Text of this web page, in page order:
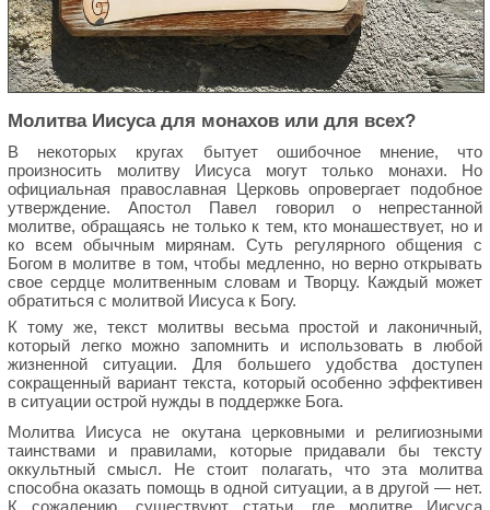
Молитва Иисуса для монахов или для всех?
В некоторых кругах бытует ошибочное мнение, что
произносить молитву Иисуса могут только монахи. Но
официальная православная Церковь опровергает подобное
утверждение. Апостол Павел говорил о непрестанной
молитве, обращаясь не только к тем, кто монашествует, но и
ко всем обычным мирянам. Суть регулярного общения с
Богом в молитве в том, чтобы медленно, но верно открывать
свое сердце молитвенным словам и Творцу. Каждый может
обратиться с молитвой Иисуса к Богу.
К тому же, текст молитвы весьма простой и лаконичный,
который легко можно запомнить и использовать в любой
жизненной ситуации. Для большего удобства доступен
сокращенный вариант текста, который особенно эффективен
в ситуации острой нужды в поддержке Бога.
Молитва Иисуса не окутана церковными и религиозными
таинствами и правилами, которые придавали бы тексту
оккультный смысл. Не стоит полагать, что эта молитва
способна оказать помощь в одной ситуации, а в другой — нет.
К сожалению, существуют статьи, где молитве Иисуса